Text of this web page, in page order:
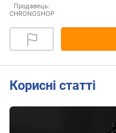
Продавець:
CHRONOSHOP
Корисні статті